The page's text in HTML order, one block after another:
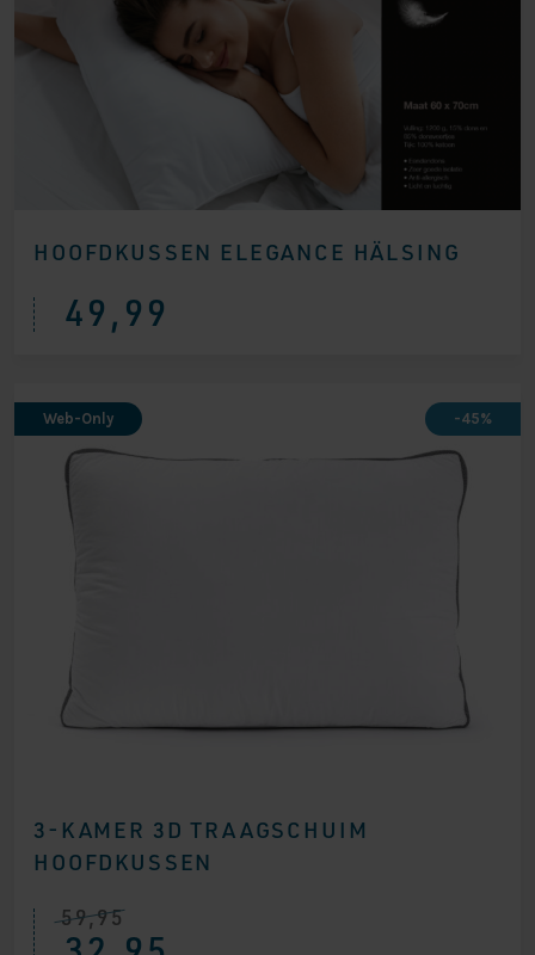
HOOFDKUSSEN ELEGANCE HÄLSING
49,99
3-KAMER 3D TRAAGSCHUIM
HOOFDKUSSEN
Web-Only
59,95
Oorspronkelijke
prijs
Huidige
prijs
-45%